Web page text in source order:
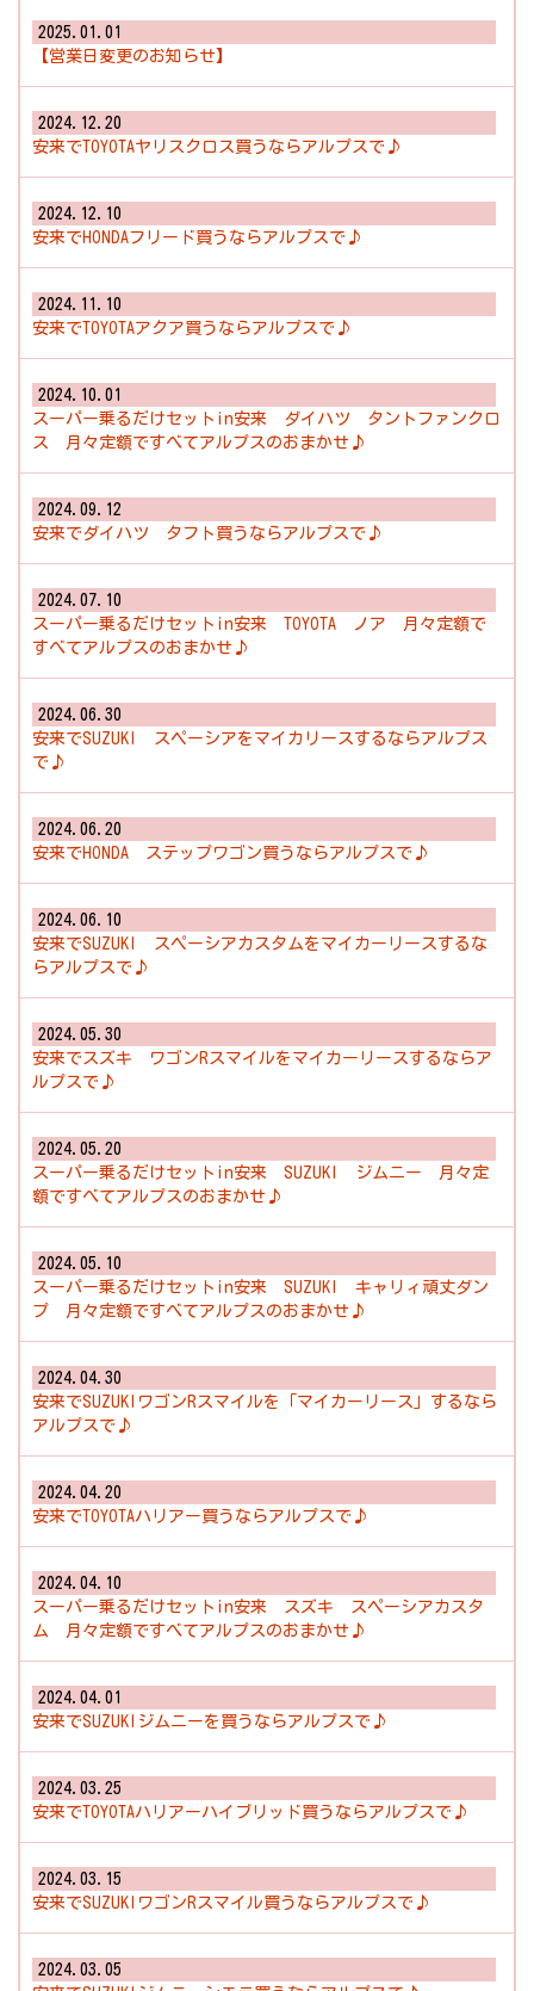
2025.01.01
【営業日変更のお知らせ】
2024.12.20
安来でTOYOTAヤリスクロス買うならアルプスで♪
2024.12.10
安来でHONDAフリード買うならアルプスで♪
2024.11.10
安来でTOYOTAアクア買うならアルプスで♪
2024.10.01
スーパー乗るだけセットin安来 ダイハツ タントファンクロ
ス 月々定額ですべてアルプスのおまかせ♪
2024.09.12
安来でダイハツ タフト買うならアルプスで♪
2024.07.10
スーパー乗るだけセットin安来 TOYOTA ノア 月々定額で
すべてアルプスのおまかせ♪
2024.06.30
安来でSUZUKI スペーシアをマイカリースするならアルプス
で♪
2024.06.20
安来でHONDA ステップワゴン買うならアルプスで♪
2024.06.10
安来でSUZUKI スペーシアカスタムをマイカーリースするな
らアルプスで♪
2024.05.30
安来でスズキ ワゴンRスマイルをマイカーリースするならア
ルプスで♪
2024.05.20
スーパー乗るだけセットin安来 SUZUKI ジムニー 月々定
額ですべてアルプスのおまかせ♪
2024.05.10
スーパー乗るだけセットin安来 SUZUKI キャリィ頑丈ダン
プ 月々定額ですべてアルプスのおまかせ♪
2024.04.30
安来でSUZUKIワゴンRスマイルを「マイカーリース」するなら
アルプスで♪
2024.04.20
安来でTOYOTAハリアー買うならアルプスで♪
2024.04.10
スーパー乗るだけセットin安来 スズキ スペーシアカスタ
ム 月々定額ですべてアルプスのおまかせ♪
2024.04.01
安来でSUZUKIジムニーを買うならアルプスで♪
2024.03.25
安来でTOYOTAハリアーハイブリッド買うならアルプスで♪
2024.03.15
安来でSUZUKIワゴンRスマイル買うならアルプスで♪
2024.03.05